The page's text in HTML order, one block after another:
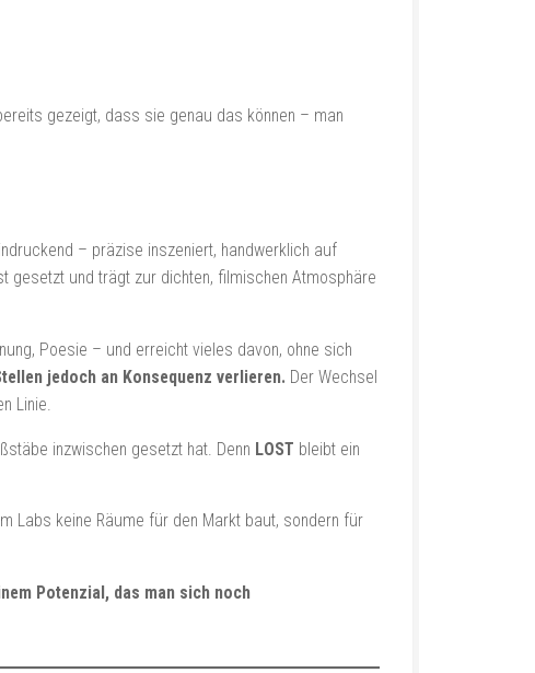
gezeigt, dass sie genau das können – man
– präzise inszeniert, handwerklich auf
gesetzt und trägt zur dichten, filmischen Atmosphäre
Poesie – und erreicht vieles davon, ohne sich
jedoch an Konsequenz verlieren. Der Wechsel
Linie.
inzwischen gesetzt hat. Denn LOST bleibt ein
Labs keine Räume für den Markt baut, sondern für
Potenzial, das man sich noch